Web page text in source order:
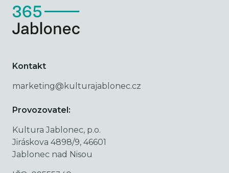
Kontakt
marketing@kulturajablonec.cz
Provozovatel:
Kultura Jablonec, p.o.
Jiráskova 4898/9, 46601
Jablonec nad Nisou